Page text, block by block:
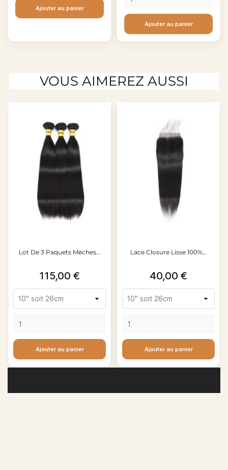
Ajouter au panier
Ajouter au panier
VOUS AIMEREZ AUSSI
Lot De 3 Paquets Mèches...
Prix
115,00 €
Ajouter au panier
Lace Closure Lisse 100%...
Prix
40,00 €
Ajouter au panier